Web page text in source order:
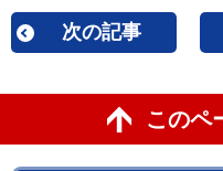
次の記事
このペ